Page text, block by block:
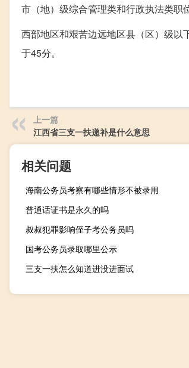
市（地）级综合管理类和行政执法类职
西部地区和艰苦边远地区县（区）级
于45分。
上一篇
江西省三支一扶递补是什么意思
相关问题
海南公务员考察有哪些情形不被录用
普通话证书是永久的吗
叔叔犯罪影响侄子考公务员吗
国考公务员录取哪里公示
三支一扶怎么知道进没进面试